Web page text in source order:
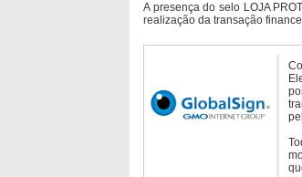
A presença do selo LOJA
realização da transação